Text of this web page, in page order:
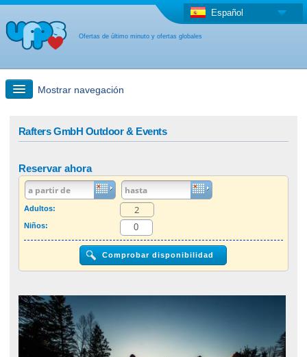
Ofertas de último minuto y ofertas globales
Español
Mostrar navegación
Oferta de última hora + Oferta global
otro país
Rafters GmbH Outdoor & Events
Reservar ahora
Adultos:
Niños: